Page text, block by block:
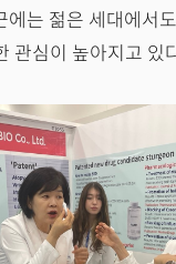
에는 젊은 세대에서
관심이 높아지고 있